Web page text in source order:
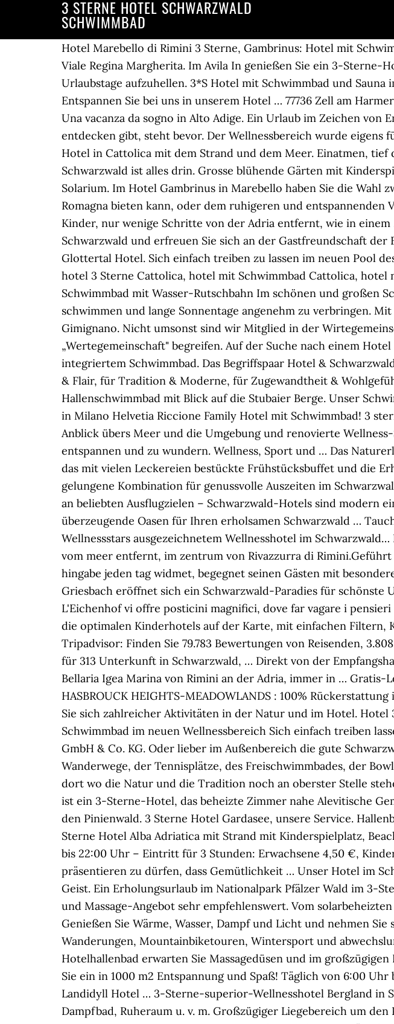
3 STERNE HOTEL SCHWARZWALD
SCHWIMMBAD
Hotel Marebello di Rimini 3 Sterne, Gambrinus: Hotel mit Schwimmbad, alles inklusive, Vollpension, in Meeresnähe, Kreuzung der Viale Regina Margherita. Im Avila In genießen Sie ein 3-Sterne-Hotel mit Schwimmbad in Rimini.Ein großer und schöner Platz, um Ihre Urlaubstage aufzuhellen. 3*S Hotel mit Schwimmbad und Sauna im Schwarzwald Erholen im Waldlust Wellnessbereich. Kurzum: Entspannen Sie bei uns in unserem Hotel … 77736 Zell am Harmersbach, +49 (0)7835 7840 Eines der besten Hotels in San Gimignano. Una vacanza da sogno in Alto Adige. Ein Urlaub im Zeichen von Entspannung, Kultur, Sport und einer Natur, in der es viel zu entdecken gibt, steht bevor. Der Wellnessbereich wurde eigens für Ihr Wohlbefinden geschaffen. Das Hotel Acapulco ist ein 3-Sterne-Hotel in Cattolica mit dem Strand und dem Meer. Einatmen, tief durchatmen oder auch mal angenehm aus der Puste sein – hier im Schwarzwald ist alles drin. Grosse blühende Gärten mit Kinderspielplatz, Schwimmbad mit Rutsche für Erwachsene und Kinderbecken, Solarium. Im Hotel Gambrinus in Marebello haben Sie die Wahl zwischen dem Vergnügen am Strand, wie es nur die Riviera der Romagna bieten kann, oder dem ruhigeren und entspannenden Vergnügen des Schwimmbads im Hotel mit Rutsche und Spielen für Kinder, nur wenige Schritte von der Adria entfernt, wie in einem … Genießen Sie den Komfort unseres 3 Sterne Superior Hotel Schwarzwald und erfreuen Sie sich an der Gastfreundschaft der Familie Mack-Gutmann und ihres Teams in diesem wunderschönen Glottertal Hotel. Sich einfach treiben zu lassen im neuen Pool des Landidyll Hotel zum Kreuz. Hotel Globus Cattolica, hotel Cattolica, hotel 3 Sterne Cattolica, hotel mit Schwimmbad Cattolica, hotel neben Strand Cattolica Es tut gut, sich im Wasser zu bewegen. Schwimmbad mit Wasser-Rutschbahn Im schönen und großen Schwimmbad des Hotel Jumbo finden Sie beste Bedingungen um zu schwimmen und lange Sonnentage angenehm zu verbringen. Mit badischer Küche ein … Hotels mit Behindertengerecht San Gimignano. Nicht umsonst sind wir Mitglied in der Wirtegemeinschaft „Gastliches Glottertal", die wir durchaus auch als „Wertegemeinschaft" begreifen. Auf der Suche nach einem Hotel mit Schwimmbad? Hier finden Sie Hotels im Schwarzwald mit integriertem Schwimmbad. Das Begriffspaar Hotel & Schwarzwald steht in unserem 3 Sterne Superior Haus Schlossmühle für Zuhause & Flair, für Tradition & Moderne, für Zugewandtheit & Wohlgefühl. Eines der schönsten Fleckchen in unserem Haus ist das Hallenschwimmbad mit Blick auf die Stubaier Berge. Unser Schwimmbad Es ist immer schön an die Sonne und den Sommer zu denken in Milano Helvetia Riccione Family Hotel mit Schwimmbad! 3 sterne Hotel Milano Marittima mit schwimmbad und solarium; Mit 360° Anblick übers Meer und die Umgebung und renovierte Wellness-Services, ist die TerrazzAmare der perfekte Ort, um Sie sich zu entspannen und zu wundern. Wellness, Sport und … Das Naturerlebnis rund um die Nationalpark-Gemeinde Bad Peterstal-Griesbach, das mit vielen Leckereien bestückte Frühstücksbuffet und die Erholung im Wellnessbereich unseres 3-Sterne-Hotels ist eine gelungene Kombination für genussvolle Auszeiten im Schwarzwald. 1; 2..3 » Hotels im Schwarzwald Mitten in der Natur oder ganz nah an beliebten Ausflugzielen – Schwarzwald-Hotels sind modern eingerichtete, gastfreundlich geführte und mit vielen Extras überzeugende Oasen für Ihren erholsamen Schwarzwald … Tauchen Sie ein in das entspannende Element Wasser in unserem mit 5 Wellnessstars ausgezeichnetem Wellnesshotel im Schwarzwald… Das hotel Faber ist ein hotel 3 sterne in Rimini, nur wenige schritte vom meer entfernt, im zentrum von Rivazzurra di Rimini.Geführt wird das hotel direkt von der Familie Sartini und mit leidenschaft und hingabe jeden tag widmet, begegnet seinen Gästen mit besonderer aufmerksamkeit auf die bedürfnisse der kleinsten. In Bad Peterstal-Griesbach eröffnet sich ein Schwarzwald-Paradies für schönste Urlaubstage. Es ist sowohl 1. Nel bel mezzo di fiori e frutteti L'Eichenhof vi offre posticini magnifici, dove far vagare i pensieri liberamente, trovare quiete e finalmente rilassamento. Hier finden Sie die optimalen Kinderhotels auf der Karte, mit einfachen Filtern, Kategorien und Bildern Beste 3 Sterne-Hotels in Schwarzwald bei Tripadvisor: Finden Sie 79.783 Bewertungen von Reisenden, 3.808 authentische Reisefotos authentische Reisefotos und Top-Angebote für 313 Unterkunft in Schwarzwald, … Direkt von der Empfangshalle können Sie in 1000 m2 Entspannung und Spaß eintauchen in Bellaria Igea Marina von Rimini an der Adria, immer in … Gratis-Leistungen für HRS Gäste im 3 HRS Sterne Hotel Holiday Inn HASBROUCK HEIGHTS-MEADOWLANDS : 100% Rückerstattung im Kulanzfall Meilen- & Punkte sammeln Mobile Check-In … Erfreuen Sie sich zahlreicher Aktivitäten in der Natur und im Hotel. Hotel 3 Sterne mit Schwimmbad